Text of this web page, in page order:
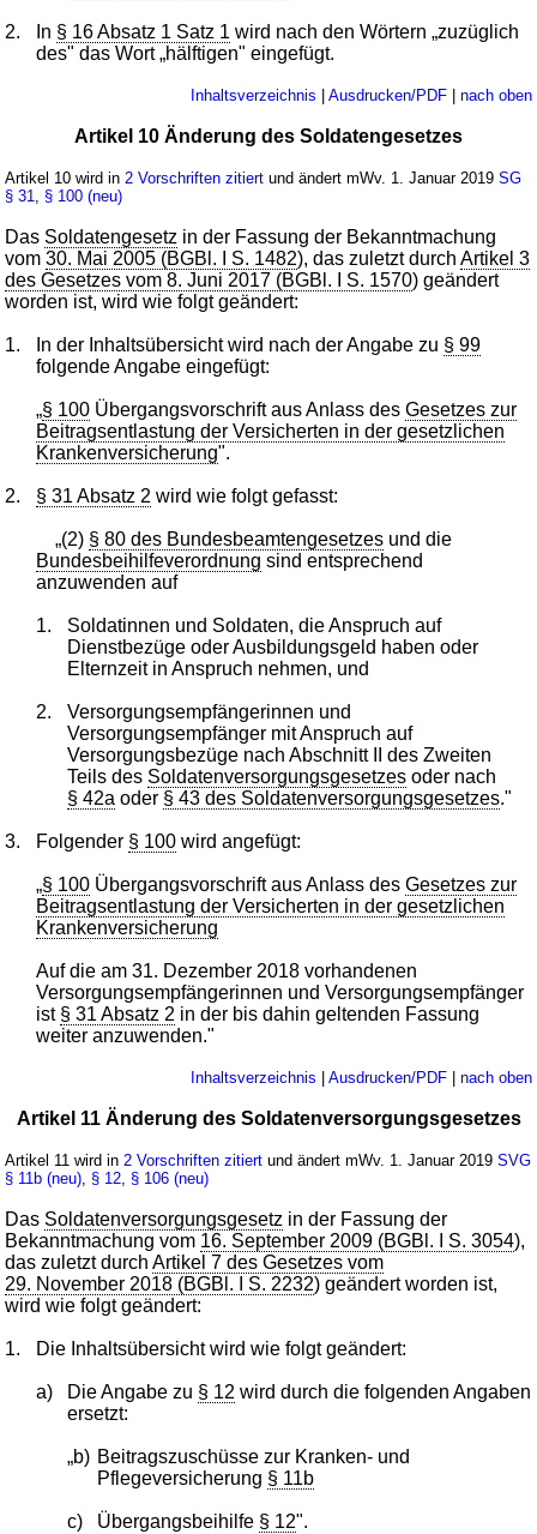
2. In § 16 Absatz 1 Satz 1 wird nach den Wörtern „zuzüglich
des" das Wort „hälftigen" eingefügt.
Inhaltsverzeichnis | Ausdrucken/PDF| nach oben
Artikel 10 Änderung des Soldatengesetzes
Artikel 10 wird in 2 Vorschriften zitiert und ändert mWv. 1. Januar 2019SG
§ 31
§ 100 (neu)
Das Soldatengesetz in der Fassung der Bekanntmachung
vom30. Mai 2005 (BGBl. I S. 1482), das zuletzt durchArtikel 3
des Gesetzes vom 8. Juni 2017 (BGBl. I S. 1570) geändert
worden ist, wird wie folgt geändert:
1. In der Inhaltsübersicht wird nach der Angabe zu § 99
folgende Angabe eingefügt:
„§ 100 Übergangsvorschrift aus Anlass desGesetzes zur
Beitragsentlastung der Versicherten in der gesetzlichen
Krankenversicherung".
2. § 31 Absatz 2 wird wie folgt gefasst:
„(2) § 80 des Bundesbeamtengesetzes und die
Bundesbeihilfeverordnung sind entsprechend
anzuwenden auf
1.
Soldatinnen und Soldaten, die Anspruch auf
Dienstbezüge oder Ausbildungsgeld haben oder
Elternzeit in Anspruch nehmen, und
2.
Versorgungsempfängerinnen und
Versorgungsempfänger mit Anspruch auf
Versorgungsbezüge nach Abschnitt II des Zweiten
Teils des Soldatenversorgungsgesetzesoder nach
§ 42a oder § 43 des Soldatenversorgungsgesetzes."
3. Folgender § 100 wird angefügt:
„§ 100 Übergangsvorschrift aus Anlass desGesetzes zur
Beitragsentlastung der Versicherten in der gesetzlichen
Krankenversicherung
Auf die am 31. Dezember 2018 vorhandenen
Versorgungsempfängerinnen und Versorgungsempfänger
ist § 31 Absatz 2 in der bis dahin geltenden Fassung
weiter anzuwenden."
Inhaltsverzeichnis | Ausdrucken/PDF| nach oben
Artikel 11 Änderung des Soldatenversorgungsgesetzes
Artikel 11 wird in 2 Vorschriften zitiert und ändert mWv. 1. Januar 2019SVG
§ 11b (neu) § 12 § 106 (neu)
Das Soldatenversorgungsgesetz in der Fassung der
Bekanntmachung vom 16. September 2009 (BGBl. I S. 3054),
das zuletzt durchArtikel 7 des Gesetzes vom
29. November 2018 (BGBl. I S. 2232) geändert worden ist,
wird wie folgt geändert:
1. Die Inhaltsübersicht wird wie folgt geändert:
a) Die Angabe zu § 12 wird durch die folgenden Angaben
ersetzt:
„b) Beitragszuschüsse zur Kranken- und
Pflegeversicherung § 11b
c) Übergangsbeihilfe § 12".